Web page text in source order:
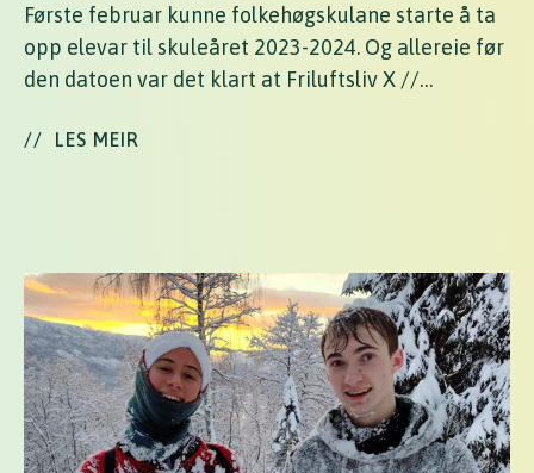
Første februar kunne folkehøgskulane starte å ta
opp elevar til skuleåret 2023-2024. Og allereie før
den datoen var det klart at Friluftsliv X //…
// LES MEIR